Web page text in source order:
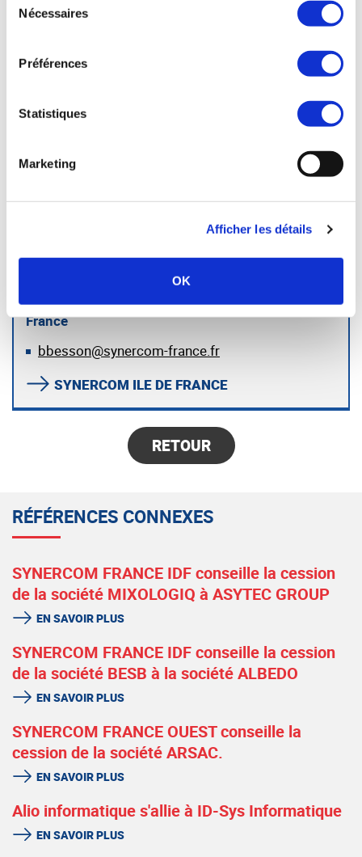
Nécessaires
Préférences
Statistiques
Marketing
Afficher les détails
OK
été approché par Synercom. Une fois
qualités de Bernard Besson qui, fort d’une
grande expérience dans la direction des
des entreprises, facilit...
DUBOIS)
Votre interlocuteur :
Bernard BESSON — Synercom France Ile de
France
bbesson@synercom-france.fr
SYNERCOM ILE DE FRANCE
RETOUR
RÉFÉRENCES CONNEXES
SYNERCOM FRANCE IDF conseille la cession
de la société MIXOLOGIQ à ASYTEC GROUP
EN SAVOIR PLUS
SYNERCOM FRANCE IDF conseille la cession
de la société BESB à la société ALBEDO
EN SAVOIR PLUS
SYNERCOM FRANCE OUEST conseille la
cession de la société ARSAC.
EN SAVOIR PLUS
Alio informatique s'allie à ID-Sys Informatique
EN SAVOIR PLUS